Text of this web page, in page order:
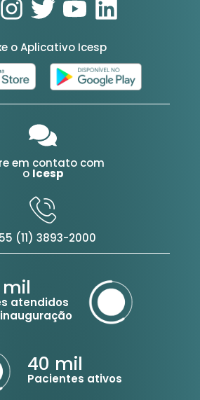
o Aplicativo Icesp
em contato com
o Icesp
(11) 3893-2000
mil
atendidos
40 mil
Pacientes ativos